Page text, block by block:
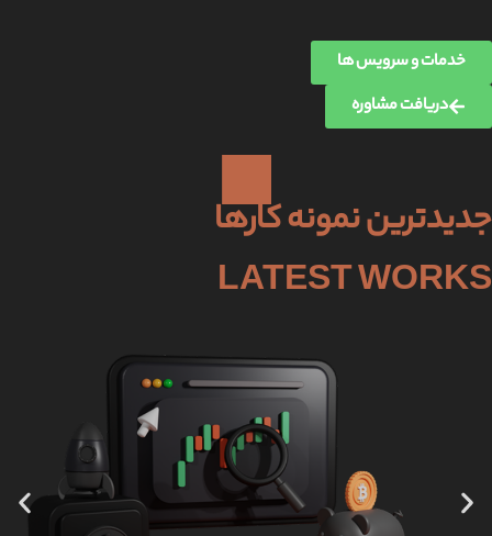
خدمات و سرویس ها
دریافت مشاوره
جدیدترین نمونه کارها
LATEST WORKS